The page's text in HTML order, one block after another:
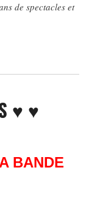
de spectacles et
♥ ♥
BANDE